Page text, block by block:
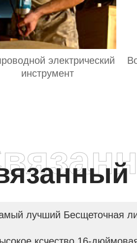
электрический
инструмент
лучший Бесщеточная